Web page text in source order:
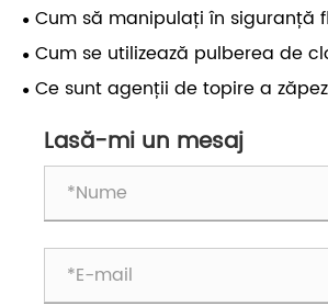
Cum să manipulați în siguranță
în aplicații industriale?
Cum se utilizează pulberea de
magneziu în diverse industrii?
Ce sunt agenții de topire a
Lasă-mi un mesaj